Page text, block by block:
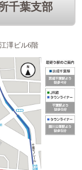
千葉支部
澤ビル6階